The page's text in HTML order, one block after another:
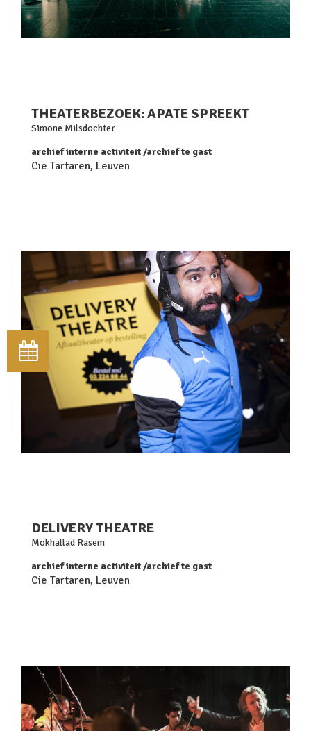
THEATERBEZOEK: APATE SPREEKT
Simone Milsdochter
archief interne activiteit archief te gast
Cie Tartaren, Leuven
DELIVERY THEATRE
Mokhallad Rasem
archief interne activiteit archief te gast
Cie Tartaren, Leuven